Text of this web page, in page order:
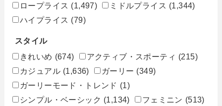
ロープライス (1,497) ミドルプライス (1,344)
ハイプライス (79)
スタイル
きれいめ (674) アクティブ・スポーティ (215)
カジュアル (1,636) ガーリー (349)
ガーリーモード・トレンド (1)
シンプル・ベーシック (1,134) フェミニン (513)